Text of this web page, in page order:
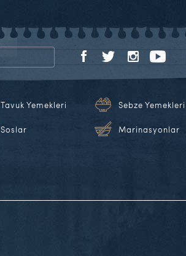
Tavuk Yemekleri Sebze Yemekleri
Soslar Marinasyonlar